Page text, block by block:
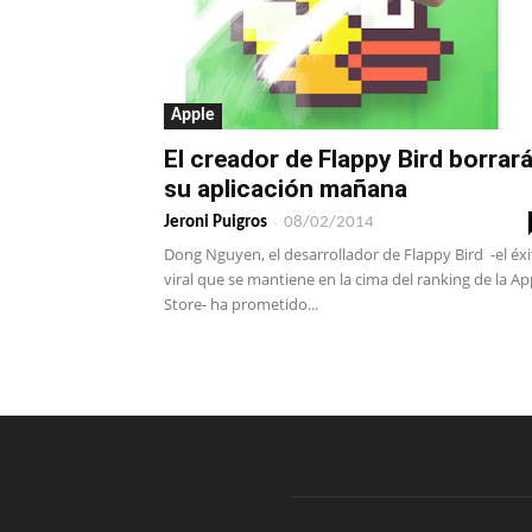
Apple
El creador de Flappy Bird borrará
su aplicación mañana
Jeroni Puigros - 08/02/2014
Dong Nguyen, el desarrollador de Flappy Bird -el
viral que se mantiene en la cima del ranking de la
Store- ha prometido...